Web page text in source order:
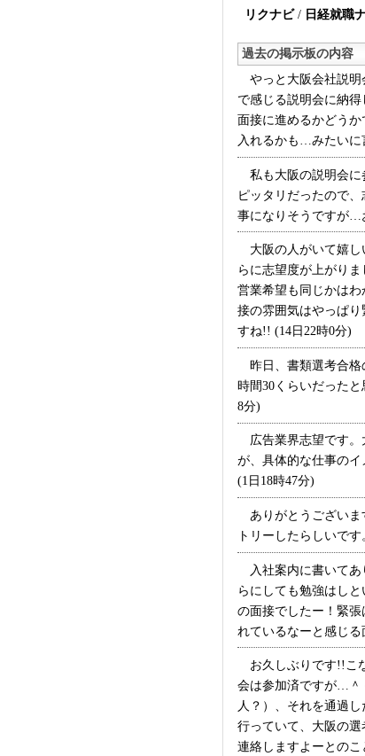
リクナビ/ 日経就職
過去の掲示板の内容
やっと大阪会社説明
で感じる説明会に納
面接に進めるかどう
入れるかも…みたいに
私も大阪の説明会に
ピッタリだったので
事になりそうですが…
大阪の人がいて嬉し
らに志望度が上がり
営業希望も同じかは
接の雰囲気はやっぱ
すね!! (14日22時0分)
昨日、書類選考合格
時間30くらいだった
8分)
広告業界志望です。
が、具体的な仕事の
(1日18時47分)
ありがとうございま
トリーしたらしいで
入社案内に書いてあ
らにしても勉強はし
の面接でしたー！緊
れているなーと感じる
お久しぶりです!!こ
会は参加済ですが…＾
人？）、それを通過
行っていて、大阪の
連絡しますよーとの